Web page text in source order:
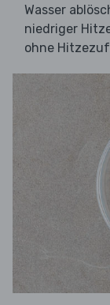
Wasser
niedriger
ohne